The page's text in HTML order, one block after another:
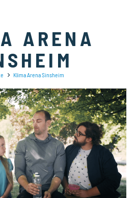
ARENA
Klima Arena Sinsheim